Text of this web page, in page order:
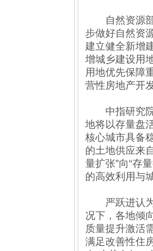
自然资源部
步做好自然资
建立健全新增
增城乡建设用
用地优先保障
营性房地产开
中指研究院
地将以存量盘
核心城市具备
的土地供应来
量扩张”向“存
的高效利用与
严跃进认为
况下，各地倾
质量提升激活
满足改善性住